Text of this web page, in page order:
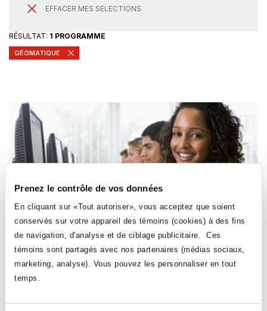
Prenez le contrôle de vos données
En cliquant sur «Tout autoriser», vous acceptez que soient
conservés sur votre appareil des témoins (cookies) à des fins
de navigation, d'analyse et de ciblage publicitaire. Ces
témoins sont partagés avec nos partenaires (médias sociaux,
marketing, analyse). Vous pouvez les personnaliser en tout
temps.
EFFACER MES SELECTIONS
RÉSULTAT: 1 PROGRAMME
GÉOMATIQUE
GÉOMATIQUE
230-004-AH
ArcMap vers ArcGIS Pro
Durée: 10,5 heures